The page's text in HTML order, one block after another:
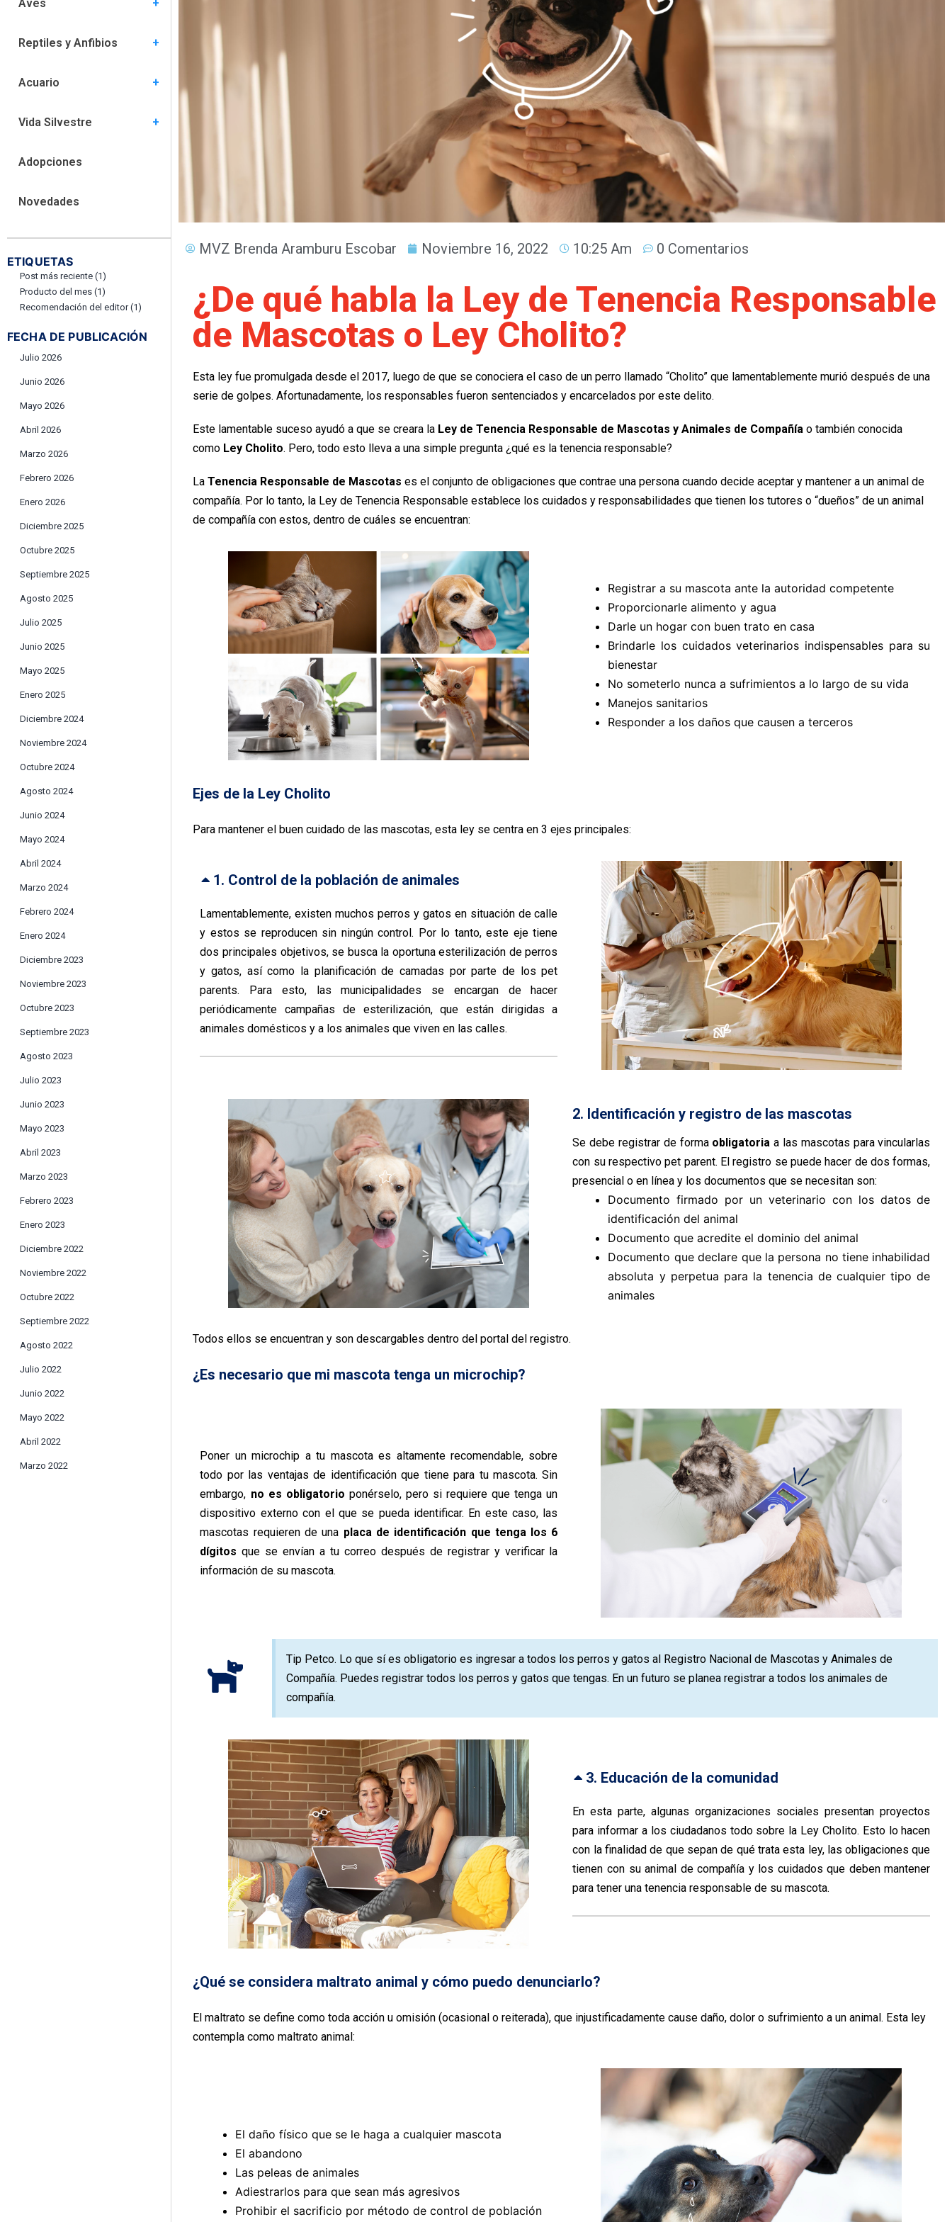
Aves
Reptiles y Anfibios
Acuario
Vida Silvestre
Adopciones
Novedades
ETIQUETAS
Post más reciente (1)
Producto del mes (1)
Recomendación del editor(1)
FECHA DE PUBLICACIÓN
Julio 2026
Junio 2026
Mayo 2026
Abril 2026
Marzo 2026
Febrero 2026
Enero 2026
Diciembre 2025
Octubre 2025
Septiembre 2025
Agosto 2025
Julio 2025
Junio 2025
Mayo 2025
Enero 2025
Diciembre 2024
Noviembre 2024
Octubre 2024
Agosto 2024
Junio 2024
Mayo 2024
Abril 2024
Marzo 2024
Febrero 2024
Enero 2024
Diciembre 2023
Noviembre 2023
Octubre 2023
Septiembre 2023
Agosto 2023
Julio 2023
Junio 2023
Mayo 2023
Abril 2023
Marzo 2023
Febrero 2023
Enero 2023
Diciembre 2022
Noviembre 2022
Octubre 2022
Septiembre 2022
Agosto 2022
Julio 2022
Junio 2022
Mayo 2022
Abril 2022
Marzo 2022
MVZ Brenda Aramburu Escobar Noviembre 16, 2022 10:25 Am 0 Comentarios
¿De qué habla la Ley de Tenencia Responsable
de Mascotas o Ley Cholito?
Esta ley fue promulgada desde el 2017, luego de que se conociera el caso de un perro llamado “Cholito” que lamentablemente murió después de una
serie de golpes. Afortunadamente, los responsables fueron sentenciados y encarcelados por este delito.
Este lamentable suceso ayudó a que se creara la Ley de Tenencia Responsable de Mascotas y Animales de Compañía o también conocida
comoLey Cholito. Pero, todo esto lleva a una simple pregunta ¿qué es la tenencia responsable?
La Tenencia Responsable de Mascotas es el conjunto de obligaciones que contrae una persona cuando decide aceptar y mantener a un animal de
compañía. Por lo tanto, la Ley de Tenencia Responsable establece los cuidados y responsabilidades que tienen los tutores o “dueños” de un animal
de compañía con estos, dentro de cuáles se encuentran:
Registrar a su mascota ante la autoridad competente
Proporcionarle alimento y agua
Darle un hogar con buen trato en casa
Brindarle los cuidados veterinarios indispensables para su
bienestar
No someterlo nunca a sufrimientos a lo largo de su vida
Manejos sanitarios
Responder a los daños que causen a terceros
Ejes de la Ley Cholito
Para mantener el buen cuidado de las mascotas, esta ley se centra en 3 ejes principales:
1. Control de la población de animales
Lamentablemente, existen muchos perros y gatos en situación de calle
y estos se reproducen sin ningún control. Por lo tanto, este eje tiene
dos principales objetivos, se busca la oportuna esterilización de perros
y gatos, así como la planificación de camadas por parte de los pet
parents. Para esto, las municipalidades se encargan de hacer
periódicamente campañas de esterilización, que están dirigidas a
animales domésticos y a los animales que viven en las calles.
2. Identificación y registro de las mascotas
Se debe registrar de forma obligatoria a las mascotas para vincularlas
con su respectivo pet parent. El registro se puede hacer de dos formas,
presencial o en línea y los documentos que se necesitan son:
Documento firmado por un veterinario con los datos de
identificación del animal
Documento que acredite el dominio del animal
Documento que declare que la persona no tiene inhabilidad
absoluta y perpetua para la tenencia de cualquier tipo de
animales
Todos ellos se encuentran y son descargables dentro del portal del registro.
¿Es necesario que mi mascota tenga un microchip?
Poner un microchip a tu mascota es altamente recomendable, sobre
todo por las ventajas de identificación que tiene para tu mascota. Sin
embargo, no es obligatorio ponérselo, pero si requiere que tenga un
dispositivo externo con el que se pueda identificar. En este caso, las
mascotas requieren de una placa de identificación que tenga los 6
dígitos que se envían a tu correo después de registrar y verificar la
información de su mascota.
Tip Petco. Lo que sí es obligatorio es ingresar a todos los perros y gatos al Registro Nacional de Mascotas y Animales de
Compañía. Puedes registrar todos los perros y gatos que tengas. En un futuro se planea registrar a todos los animales de
compañía.
3. Educación de la comunidad
En esta parte, algunas organizaciones sociales presentan proyectos
para informar a los ciudadanos todo sobre la Ley Cholito. Esto lo hacen
con la finalidad de que sepan de qué trata esta ley, las obligaciones que
tienen con su animal de compañía y los cuidados que deben mantener
para tener una tenencia responsable de su mascota.
¿Qué se considera maltrato animal y cómo puedo denunciarlo?
El maltrato se define como toda acción u omisión (ocasional o reiterada), que injustificadamente cause daño, dolor o sufrimiento a un animal. Esta ley
contempla como maltrato animal:
El daño físico que se le haga a cualquier mascota
El abandono
Las peleas de animales
Adiestrarlos para que sean más agresivos
Prohibir el sacrificio por método de control de población